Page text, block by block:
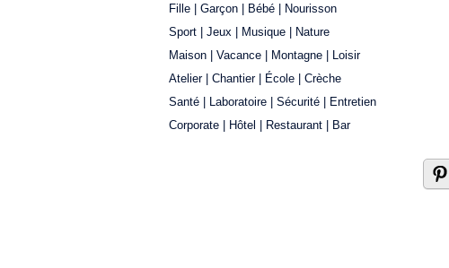
Fille | Garçon | Bébé | Nourisson
Sport | Jeux | Musique | Nature
Maison | Vacance | Montagne | Loisir
Atelier | Chantier | École | Crèche
Santé | Laboratoire | Sécurité | Entretien
Corporate | Hôtel | Restaurant | Bar